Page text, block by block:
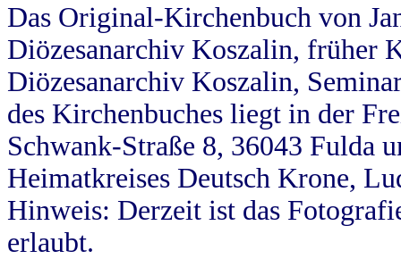
Das Original-Kirchenbuch von
Diözesanarchiv Koszalin, früher
Diözesanarchiv Koszalin,
des Kirchenbuches liegt in der
Schwank-Straße 8, 36043 Fulda
Heimatkreises Deutsch Krone,
Hinweis: Derzeit ist das
erlaubt.